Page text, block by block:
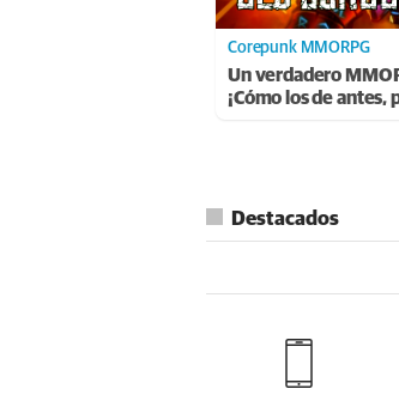
Corepunk MMORPG
Un verdadero
¡Cómo los de antes,
Destacados